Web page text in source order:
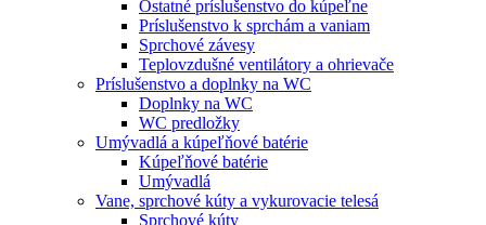
Ostatné príslušenstvo do kúpeľne
Príslušenstvo k sprchám a vaniam
Sprchové závesy
Teplovzdušné ventilátory a ohrievače
Príslušenstvo a doplnky na WC
Doplnky na WC
WC predložky
Umývadlá a kúpeľňové batérie
Kúpeľňové batérie
Umývadlá
Vane, sprchové kúty a vykurovacie telesá
Sprchové kúty